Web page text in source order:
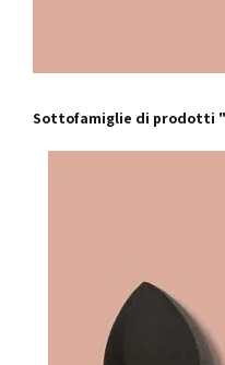
Sottofamiglie di prodotti